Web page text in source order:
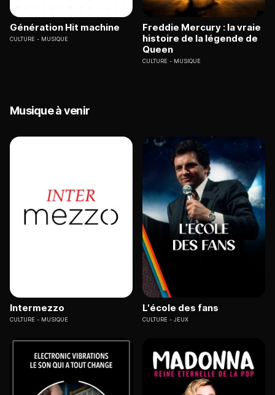
Génération Hit machine
CULTURE MUSIQUE
Freddie Mercury : la vraie
histoire de la légende de
Queen
CULTURE MUSIQUE
Musique à venir
Intermezzo
CULTURE MUSIQUE
L'école des fans
CULTURE JEUX